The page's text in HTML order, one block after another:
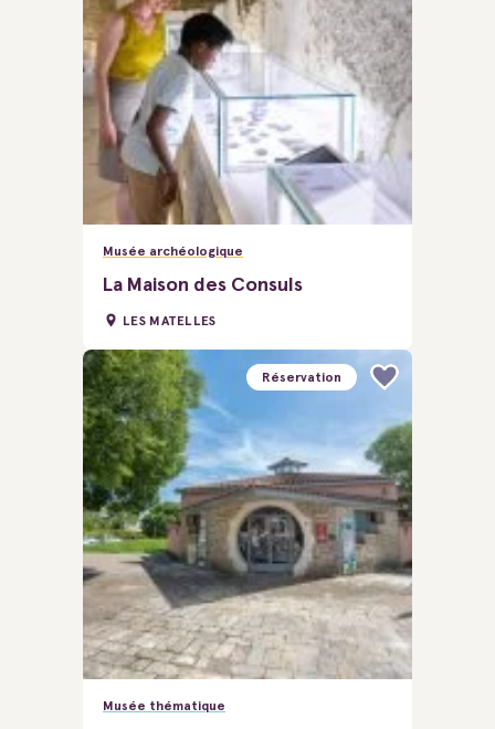
Musée archéologique
La Maison des Consuls
LES MATELLES
Musée thématique
Réservation